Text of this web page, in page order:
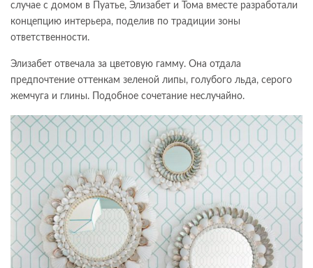
случае с домом в Пуатье, Элизабет и Тома вместе разработали
концепцию интерьера, поделив по традиции зоны
ответственности.
Элизабет отвечала за цветовую гамму. Она отдала
предпочтение оттенкам зеленой липы, голубого льда, серого
жемчуга и глины. Подобное сочетание неслучайно.